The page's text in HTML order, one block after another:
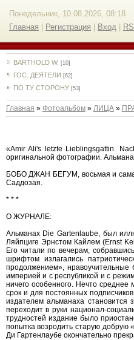
Понедельник, 10.08.2026, 08:18
Главная
Регистрация Вход
BARTHOLD W. [10]
ГОС. ДЕЯТЕЛИ [62]
ПО ТУ СТОРОНУ [53]
Главная » Фотоальбом» ЛИЦА»
«Amir Ali's letzte Lieblingsgattin.
оригинальной фотографии.
БОБО ДЖАН БЕГУМ, восьмая и
Саддозая.
* * *
О ЖУРНАЛЕ:
Альманах Die Gartenlaube, был
Ляйпциге Эрнстом Кайлем (Ernst
Его читали по вечерам,
шрифтом излагались
продолжением»,
империей и с республикой и с
ничего особенного. Нечто
срок и для постоянных
издателем альманаха становится
переходит в руки национал-
трудностей издание было
попытка возродить старую добрую
Ди Гартенлаубе окончательно